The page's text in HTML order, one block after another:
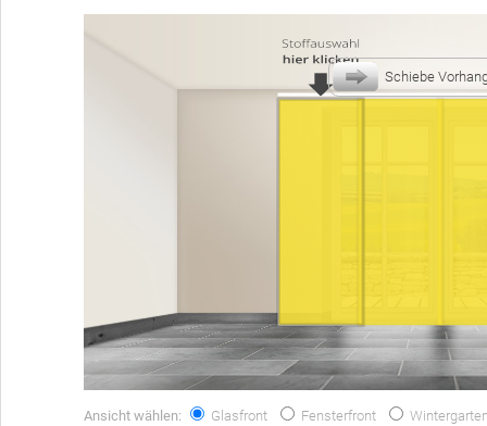
Ansicht wählen: Glasfront Fensterfront
Schiebe